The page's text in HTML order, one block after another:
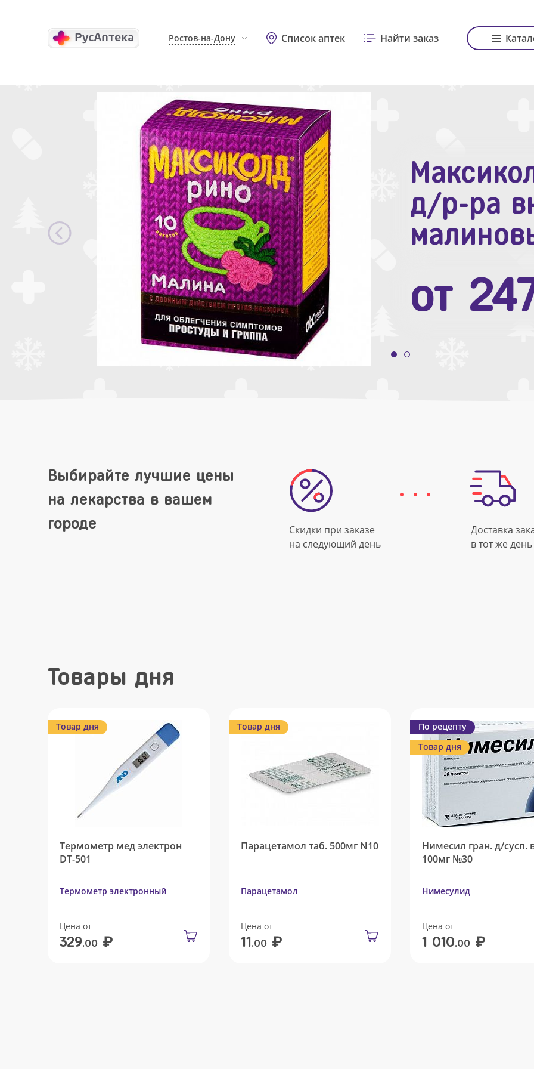
Ростов-на-Дону Список аптек Найти заказ
д/р-ра
от
Зодак
№10
от
Выбирайте лучшие цены
на лекарства в вашем
городе
Скидки при заказе
на следующий день
Доставка
в тот же день
Товары дня
Товар дня
Термометр мед электрон
DT-501
Термометр электронный
Цена от
329.00 ₽
Товар дня
Парацетамол таб. 500мг N10
Парацетамол
Цена от
11.00 ₽
По рецепту
Товар дня
Нимесил гран. д/сусп.
100мг №30
Нимесулид
Цена от
1 010.00 ₽